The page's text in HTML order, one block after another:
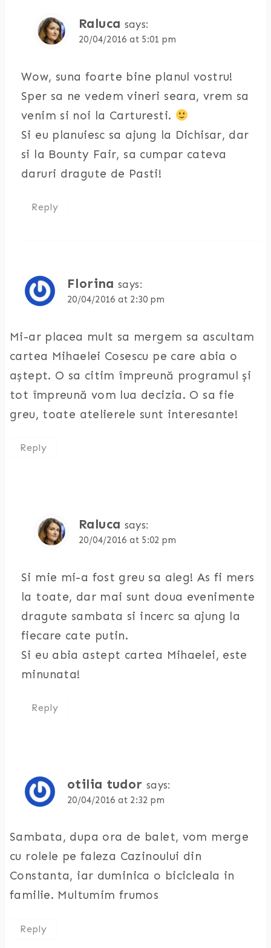
Raluca says:
20/04/2016 at 5:01 pm
Wow, suna foarte bine planul vostru!
Sper sa ne vedem vineri seara, vrem sa
venim si noi la Carturesti.
Si eu planuiesc sa ajung la Dichisar, dar
si la Bounty Fair, sa cumpar cateva
daruri dragute de Pasti!
Reply
Florina says:
20/04/2016 at 2:30 pm
Mi-ar placea mult sa mergem sa ascultam
cartea Mihaelei Cosescu pe care abia o
aștept. O sa citim împreună programul și
tot împreună vom lua decizia. O sa fie
greu, toate atelierele sunt interesante!
Reply
Raluca says:
20/04/2016 at 5:02 pm
Si mie mi-a fost greu sa aleg! As fi mers
la toate, dar mai sunt doua evenimente
dragute sambata si incerc sa ajung la
fiecare cate putin.
Si eu abia astept cartea Mihaelei, este
minunata!
Reply
otilia tudor says:
20/04/2016 at 2:32 pm
Sambata, dupa ora de balet, vom merge
cu rolele pe faleza Cazinoului din
Constanta, iar duminica o bicicleala in
familie. Multumim frumos
Reply